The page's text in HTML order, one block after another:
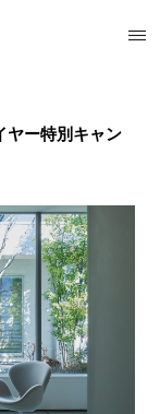
ヤー特別キャン